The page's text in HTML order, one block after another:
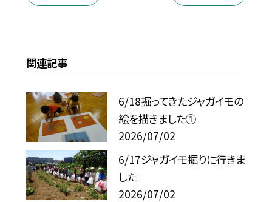
関連記事
6/18掘ってきたジャガイモの
絵を描きました①
2026/07/02
6/17ジャガイモ掘りに行きま
した
2026/07/02